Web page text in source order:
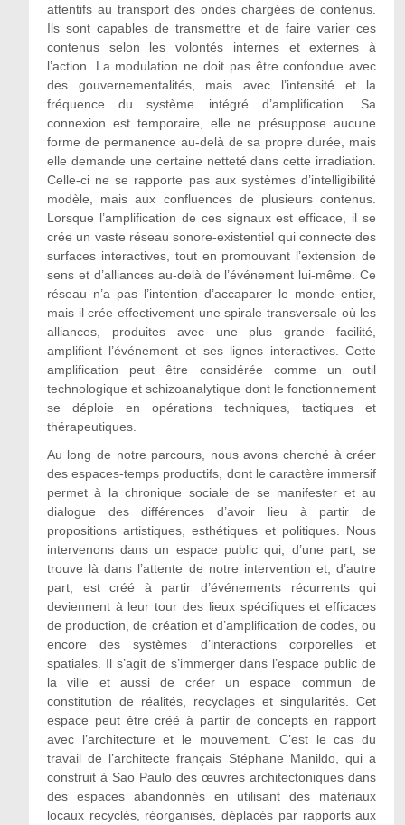
attentifs au transport des ondes chargées de contenus.
Ils sont capables de transmettre et de faire varier ces
contenus selon les volontés internes et externes à
l’action. La modulation ne doit pas être confondue avec
des gouvernementalités, mais avec l’intensité et la
fréquence du système intégré d’amplification. Sa
connexion est temporaire, elle ne présuppose aucune
forme de permanence au-delà de sa propre durée, mais
elle demande une certaine netteté dans cette irradiation.
Celle-ci ne se rapporte pas aux systèmes d’intelligibilité
modèle, mais aux confluences de plusieurs contenus.
Lorsque l’amplification de ces signaux est efficace, il se
crée un vaste réseau sonore-existentiel qui connecte des
surfaces interactives, tout en promouvant l’extension de
sens et d’alliances au-delà de l’événement lui-même. Ce
réseau n’a pas l’intention d’accaparer le monde entier,
mais il crée effectivement une spirale transversale où les
alliances, produites avec une plus grande facilité,
amplifient l’événement et ses lignes interactives. Cette
amplification peut être considérée comme un outil
technologique et schizoanalytique dont le fonctionnement
se déploie en opérations techniques, tactiques et
thérapeutiques.
Au long de notre parcours, nous avons cherché à créer
des espaces-temps productifs, dont le caractère immersif
permet à la chronique sociale de se manifester et au
dialogue des différences d’avoir lieu à partir de
propositions artistiques, esthétiques et politiques. Nous
intervenons dans un espace public qui, d’une part, se
trouve là dans l’attente de notre intervention et, d’autre
part, est créé à partir d’événements récurrents qui
deviennent à leur tour des lieux spécifiques et efficaces
de production, de création et d’amplification de codes, ou
encore des systèmes d’interactions corporelles et
spatiales. Il s’agit de s’immerger dans l’espace public de
la ville et aussi de créer un espace commun de
constitution de réalités, recyclages et singularités. Cet
espace peut être créé à partir de concepts en rapport
avec l’architecture et le mouvement. C’est le cas du
travail de l’architecte français Stéphane Manildo, qui a
construit à Sao Paulo des œuvres architectoniques dans
des espaces abandonnés en utilisant des matériaux
locaux recyclés, réorganisés, déplacés par rapports aux